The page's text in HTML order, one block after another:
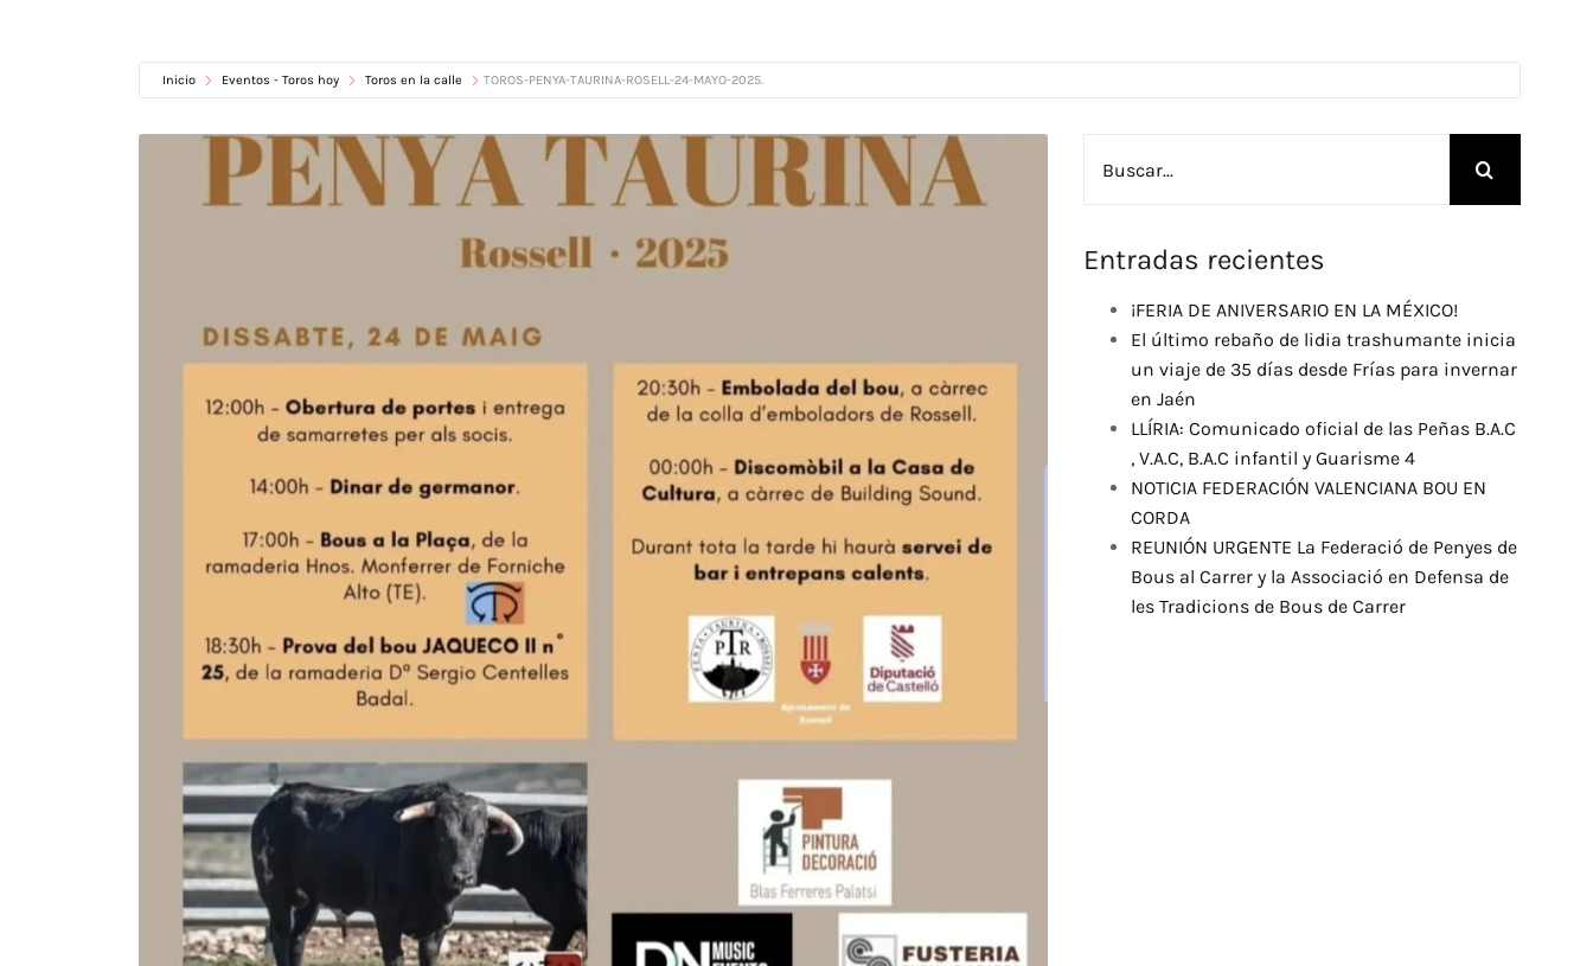
Inicio Eventos - Toros hoy Toros en la calle TOROS-PENYA-TAURINA-ROSELL-24-MAYO-2025.
Entradas recientes
¡FERIA DE ANIVERSARIO EN LA MÉXICO!
El último rebaño de lidia trashumante inicia
un viaje de 35 días desde Frías para invernar
en Jaén
LLÍRIA: Comunicado oficial de las Peñas B.A.C
, V.A.C, B.A.C infantil y Guarisme 4
NOTICIA FEDERACIÓN VALENCIANA BOU EN
CORDA
REUNIÓN URGENTE La Federació de Penyes de
Bous al Carrer y la Associació en Defensa de
les Tradicions de Bous de Carrer